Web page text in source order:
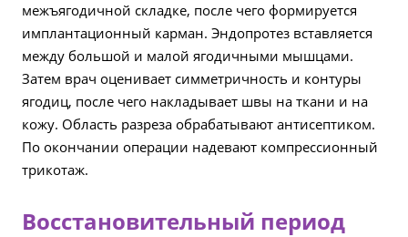
межъягодичной складке, после чего формируется
имплантационный карман. Эндопротез вставляется
между большой и малой ягодичными мышцами.
Затем врач оценивает симметричность и контуры
ягодиц, после чего накладывает швы на ткани и на
кожу. Область разреза обрабатывают антисептиком.
По окончании операции надевают компрессионный
трикотаж.
Восстановительный период